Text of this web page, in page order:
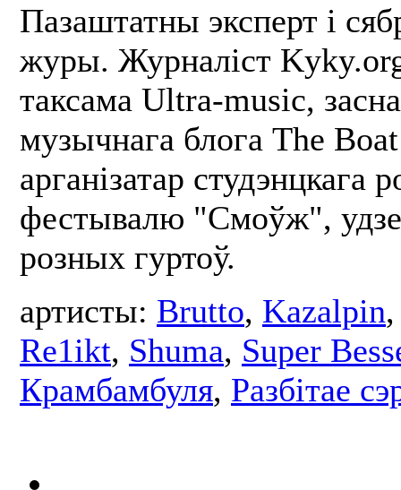
Пазаштатны эксперт і
журы. Журналіст
таксама Ultra-music,
музычнага блога The
арганізатар студэнцкага
фестывалю "Смоўж",
розных гуртоў.
артисты: Brutto, Kazalpin
Re1ikt, Shuma, Super
Крамбамбуля, Разбітае